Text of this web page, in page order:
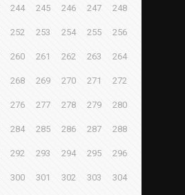
244 245 246 247 248
252 253 254 255 256
260 261 262 263 264
268 269 270 271 272
276 277 278 279 280
284 285 286 287 288
292 293 294 295 296
300 301 302 303 304